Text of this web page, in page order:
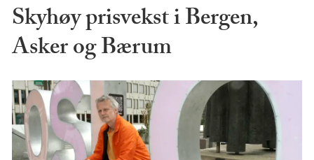
Skyhøy prisvekst i Bergen,
Asker og Bærum